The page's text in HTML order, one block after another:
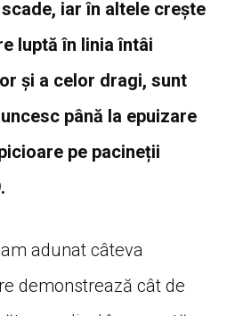
iar în altele crește
luptă în linia întâi
și a celor dragi, sunt
până la epuizare
pe pacineții
adunat câteva
demonstrează cât de